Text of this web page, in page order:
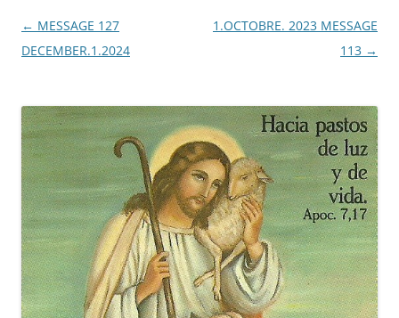
Navegación
de
← MESSAGE 127
DECEMBER.1.2024
1.OCTOBRE. 2023 MESSAGE
113 →